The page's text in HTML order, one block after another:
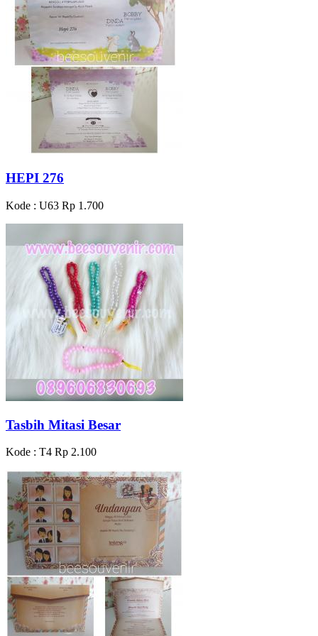
HEPI 276
Kode : U63 Rp 1.700
Tasbih Mitasi Besar
Kode : T4 Rp 2.100